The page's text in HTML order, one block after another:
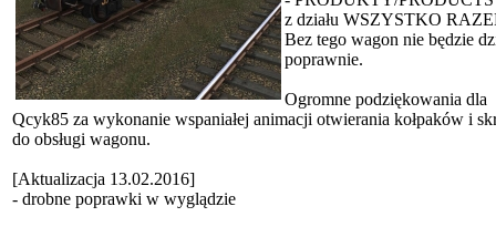
z działu WSZYSTKO
Bez tego wagon nie będzie
poprawnie.
Ogromne podziękowania dla
Qcyk85 za wykonanie wspaniałej animacji otwierania kołpaków i
do obsługi wagonu.
[Aktualizacja 13.02.2016]
- drobne poprawki w wyglądzie